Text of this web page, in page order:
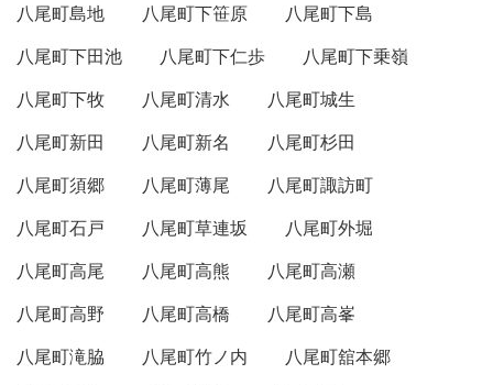
八尾町島地
八尾町下笹原
八尾町下島
八尾町下田池
八尾町下仁歩
八尾町下乗嶺
八尾町下牧
八尾町清水
八尾町城生
八尾町新田
八尾町新名
八尾町杉田
八尾町須郷
八尾町薄尾
八尾町諏訪町
八尾町石戸
八尾町草連坂
八尾町外堀
八尾町高尾
八尾町高熊
八尾町高瀬
八尾町高野
八尾町高橋
八尾町高峯
八尾町滝脇
八尾町竹ノ内
八尾町舘本郷